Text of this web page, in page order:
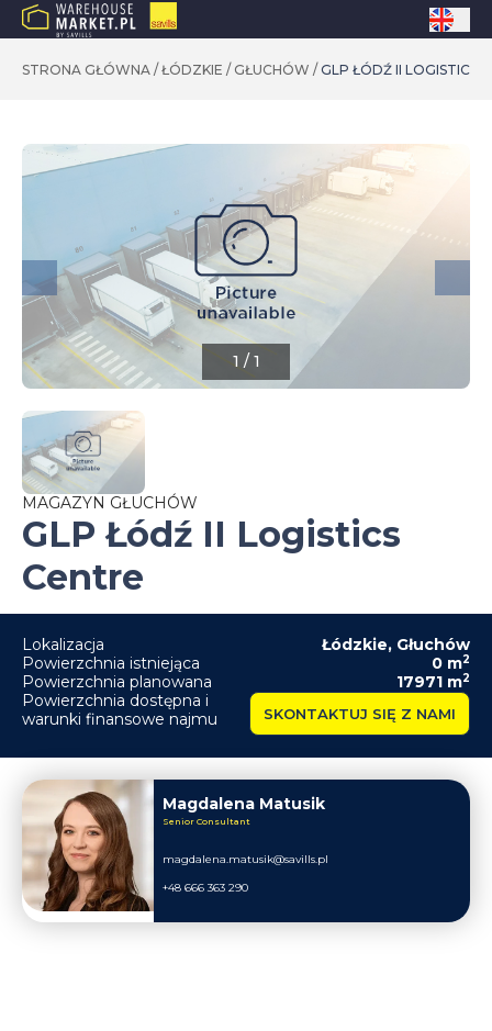
STRONA GŁÓWNA / ŁÓDZKIE / GŁUCHÓW / GLP ŁÓDŹ II LOGISTICS
1 / 1
MAGAZYN GŁUCHÓW
GLP Łódź II Logistics
Centre
Lokalizacja Łódzkie, Głuchów
Powierzchnia istniejąca
0 m2
Powierzchnia planowana 17971 m2
Powierzchnia dostępna i
warunki finansowe najmu
SKONTAKTUJ SIĘ Z NAMI
Magdalena Matusik
Senior Consultant
magdalena.matusik@savills.pl
+48 666 363 290